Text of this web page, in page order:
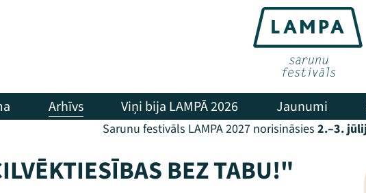
Arhīvs Viņi bija LAMPĀ 2026 Jaunumi
Sarunu festivāls LAMPA 2027 norisināsies 2.–3.
BEZ TABU!"